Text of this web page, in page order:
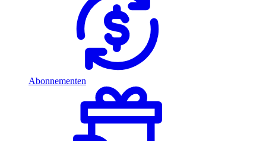
Abonnementen